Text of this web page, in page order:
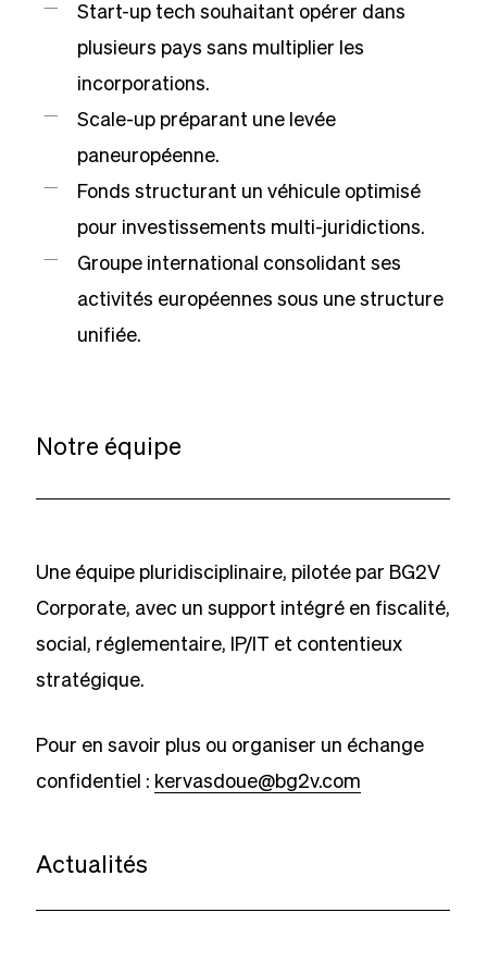
Start-up tech souhaitant opérer dans
plusieurs pays sans multiplier les
incorporations.
Scale-up préparant une levée
paneuropéenne.
Fonds structurant un véhicule optimisé
pour investissements multi-juridictions.
Groupe international consolidant ses
activités européennes sous une structure
unifiée.
Notre équipe
Une équipe pluridisciplinaire, pilotée par BG2V
Corporate, avec un support intégré en fiscalité,
social, réglementaire, IP/IT et contentieux
stratégique.
Pour en savoir plus ou organiser un échange
confidentiel : kervasdoue@bg2v.com
Actualités